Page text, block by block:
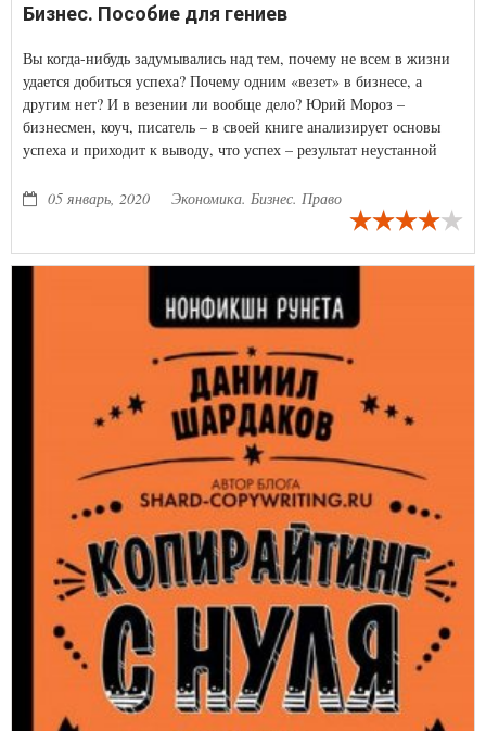
Бизнес. Пособие для гениев
Вы когда-нибудь задумывались над тем, почему не всем в жизни
удается добиться успеха? Почему одним «везет» в бизнесе, а
другим нет? И в везении ли вообще дело? Юрий Мороз –
бизнесмен, коуч, писатель – в своей книге анализирует основы
успеха и приходит к выводу, что успех – результат неустанной
05 январь, 2020
Экономика. Бизнес. Право